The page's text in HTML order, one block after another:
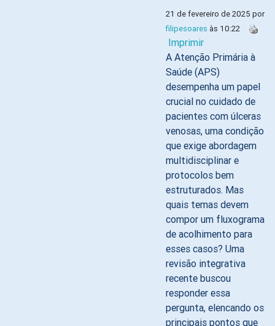
21 de fevereiro de 2025 por
filipesoares às 10:22
Imprimir
A Atenção Primária à
Saúde (APS)
desempenha um papel
crucial no cuidado de
pacientes com úlceras
venosas, uma condição
que exige abordagem
multidisciplinar e
protocolos bem
estruturados. Mas
quais temas devem
compor um fluxograma
de acolhimento para
esses casos? Uma
revisão integrativa
recente buscou
responder essa
pergunta, elencando os
principais pontos que